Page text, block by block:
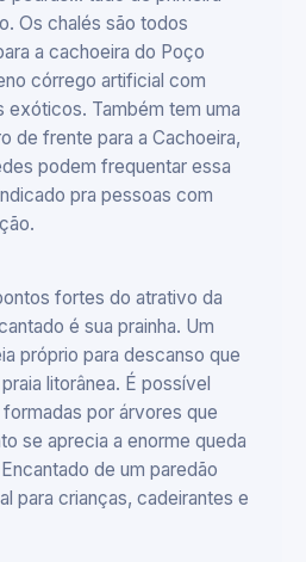
Os chalés são todos
a cachoeira do Poço
córrego artificial com
exóticos. Também tem uma
de frente para a Cachoeira,
podem frequentar essa
pra pessoas com
fortes do atrativo da
é sua prainha. Um
próprio para descanso que
litorânea. É possível
por árvores que
se aprecia a enorme queda
de um paredão
para crianças, cadeirantes e